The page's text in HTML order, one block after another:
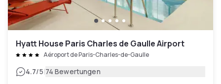
Hyatt House Paris Charles de Gaulle Airport
Aéroport de Paris-Charles-de-Gaulle
4.7/5|74 Bewertungen